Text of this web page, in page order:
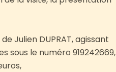
Julien DUPRAT, agissant
sous le numéro 919242669,